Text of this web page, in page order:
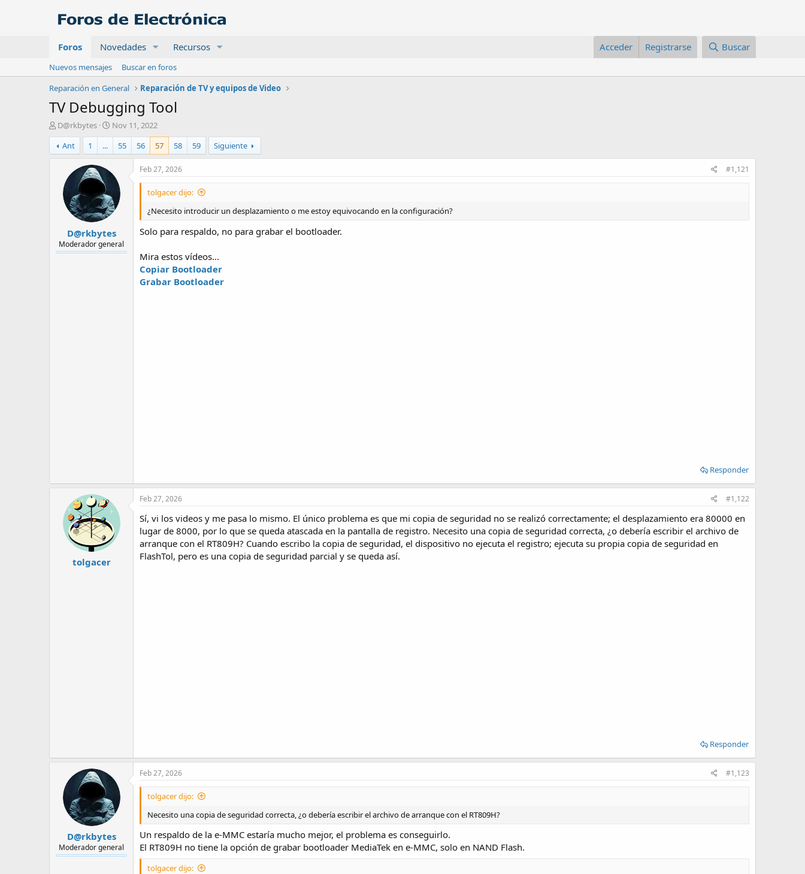
Foros Novedades Recursos Acceder Registrarse Buscar
Nuevos mensajes
Buscar en foros
Reparación en General
Reparación de TV y equipos de Video
TV Debugging Tool
A
u
t
o
D@rkbytes
F
e
h
d
i
n
c
i
o
Nov 11, 2022
Ant
1 ... 55 56 57 58 59 Siguiente
D@rkbytes
Moderador general
Feb 27, 2026 #1,121
tolgacer dijo:
¿Necesito introducir un desplazamiento o me estoy equivocando en la configuración?
Solo para respaldo, no para grabar el bootloader.
Mira estos vídeos...
Copiar Bootloader
Grabar Bootloader
Responder
tolgacer
Feb 27, 2026 #1,122
Sí, vi los videos y me pasa lo mismo. El único problema es que mi copia de seguridad no se realizó correctamente; el desplazamiento era 80000 en
lugar de 8000, por lo que se queda atascada en la pantalla de registro. Necesito una copia de seguridad correcta, ¿o debería escribir el archivo de
arranque con el RT809H? Cuando escribo la copia de seguridad, el dispositivo no ejecuta el registro; ejecuta su propia copia de seguridad en
FlashTol, pero es una copia de seguridad parcial y se queda así.
Responder
D@rkbytes
Moderador general
Feb 27, 2026 #1,123
tolgacer dijo:
Necesito una copia de seguridad correcta, ¿o debería escribir el archivo de arranque con el RT809H?
Un respaldo de la e-MMC estaría mucho mejor, el problema es conseguirlo.
El RT809H no tiene la opción de grabar bootloader MediaTek en e-MMC, solo en NAND Flash.
tolgacer dijo: